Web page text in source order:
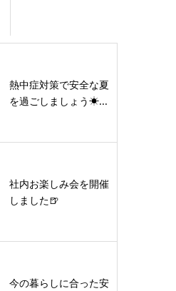
熱中症対策で安全な夏
を過ごしましょう☀...
社内お楽しみ会を開催
しました🍺
今の暮らしに合った安